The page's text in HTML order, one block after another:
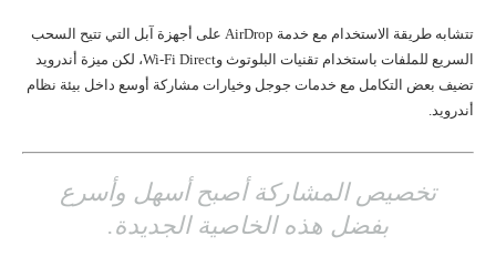
تتشابه طريقة الاستخدام مع خدمة AirDrop على أجهزة آبل التي تتيح السحب
السريع للملفات باستخدام تقنيات البلوتوث وWi-Fi Direct، لكن ميزة أندرويد
تضيف بعض التكامل مع خدمات جوجل وخيارات مشاركة أوسع داخل بيئة نظام
أندرويد.
تخصيص المشاركة أصبح أسهل وأسرع
بفضل هذه الخاصية الجديدة.